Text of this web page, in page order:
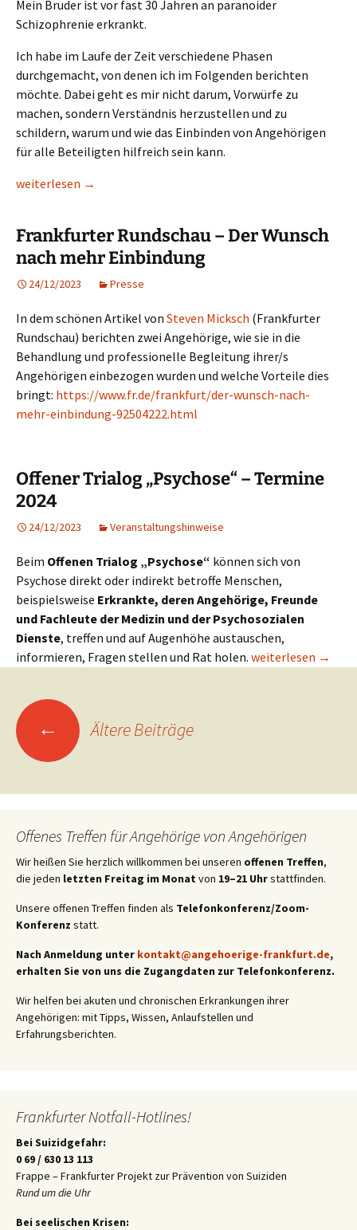
Mein Bruder ist vor fast 30 Jahren an paranoider
Schizophrenie erkrankt.
Ich habe im Laufe der Zeit verschiedene Phasen
durchgemacht, von denen ich im Folgenden berichten
möchte. Dabei geht es mir nicht darum, Vorwürfe zu
machen, sondern Verständnis herzustellen und zu
schildern, warum und wie das Einbinden von Angehörigen
für alle Beteiligten hilfreich sein kann.
„Warum und wie das Einbinden von Angehörigen für alle
weiterlesen →
Frankfurter Rundschau – Der Wunsch
nach mehr Einbindung
24/12/2023 Presse
In dem schönen Artikel von Steven Micksch (Frankfurter
Rundschau) berichten zwei Angehörige, wie sie in die
Behandlung und professionelle Begleitung ihrer/s
Angehörigen einbezogen wurden und welche Vorteile dies
bringt: https://www.fr.de/frankfurt/der-wunsch-nach-
mehr-einbindung-92504222.html
Offener Trialog „Psychose“ – Termine
2024
24/12/2023 Veranstaltungshinweise
Beim Offenen Trialog „Psychose“ können sich von
Psychose direkt oder indirekt betroffe Menschen,
beispielsweise Erkrankte, deren Angehörige, Freunde
und Fachleute der Medizin und der Psychosozialen
Dienste, treffen und auf Augenhöhe austauschen,
informieren, Fragen stellen und Rat holen. Offener Trialog
weiterlesen →
Beitragsnavigation
← Ältere Beiträge
Offenes Treffen für Angehörige von Angehörigen
Wir heißen Sie herzlich willkommen bei unseren offenen Treffen,
die jeden letzten Freitag im Monat von 19–21 Uhrstattfinden.
Unsere offenen Treffen finden als Telefonkonferenz/Zoom-
Konferenz statt.
Nach Anmeldung unter kontakt@angehoerige-frankfurt.de,
erhalten Sie von uns die Zugangdaten zur Telefonkonferenz.
Wir helfen bei akuten und chronischen Erkrankungen ihrer
Angehörigen: mit Tipps, Wissen, Anlaufstellen und
Erfahrungsberichten.
Frankfurter Notfall-Hotlines!
Bei Suizidgefahr:
0 69 / 630 13 113
Frappe – Frankfurter Projekt zur Prävention von Suiziden
Rund um die Uhr
Bei seelischen Krisen: